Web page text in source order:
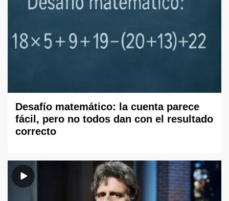
Desafío matemático: la cuenta parece
fácil, pero no todos dan con el resultado
correcto